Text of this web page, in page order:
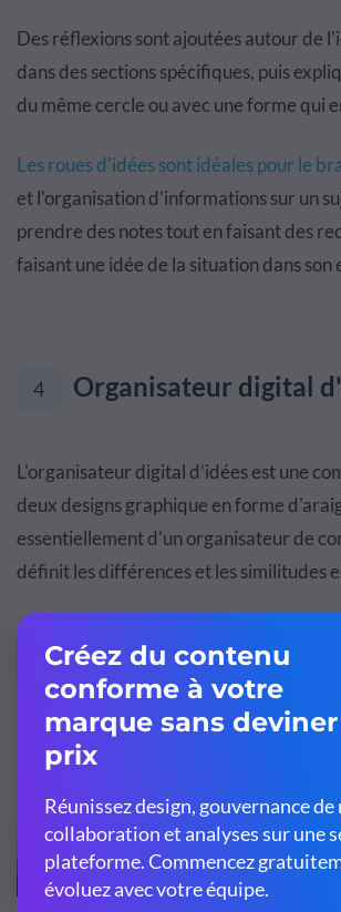
Des réflexions sont ajoutées autour de
dans des sections spécifiques, puis
du même cercle ou avec une forme qui
Les roues d'idées sont idéales pour le
et l'organisation d'informations sur un
prendre des notes tout en faisant des
faisant une idée de la situation dans son
4 Organisateur digital
L'organisateur digital d’idées est une
deux designs graphique en forme
essentiellement d'un organisateur de
définit les différences et les similitudes